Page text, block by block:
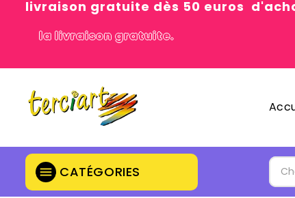
livraison gratuite dès 50 euros
la livraison gratuite.
CATÉGORIES
